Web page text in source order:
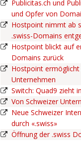
Publicitas.ch und
und Opfer von
Hostpoint nimmt ab
.swiss-Domains
Hostpoint blickt auf
Domains zurück
Hostpoint
Unternehmen
Switch: Quad9 zieht
Von Schweizer
Neue Schweizer
durch «.swiss»
Öffnung der .swiss